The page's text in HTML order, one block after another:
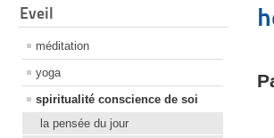
Eveil
méditation
yoga
spiritualité conscience de soi
la pensée du jour